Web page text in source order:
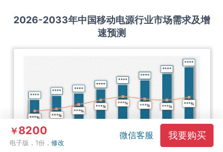
2026-2033年中国移动电源行业市场需求及增
速预测
￥8200
电子版，1份，修改
微信客服 我要购买